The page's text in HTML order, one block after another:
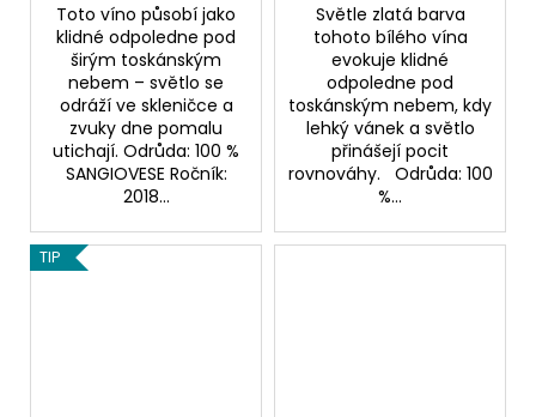
Toto víno působí jako
klidné odpoledne pod
širým toskánským
nebem – světlo se
odráží ve skleničce a
zvuky dne pomalu
utichají. Odrůda: 100 %
SANGIOVESE Ročník:
2018...
Světle zlatá barva
tohoto bílého vína
evokuje klidné
odpoledne pod
toskánským nebem, kdy
lehký vánek a světlo
přinášejí pocit
rovnováhy. Odrůda: 100
%...
TIP